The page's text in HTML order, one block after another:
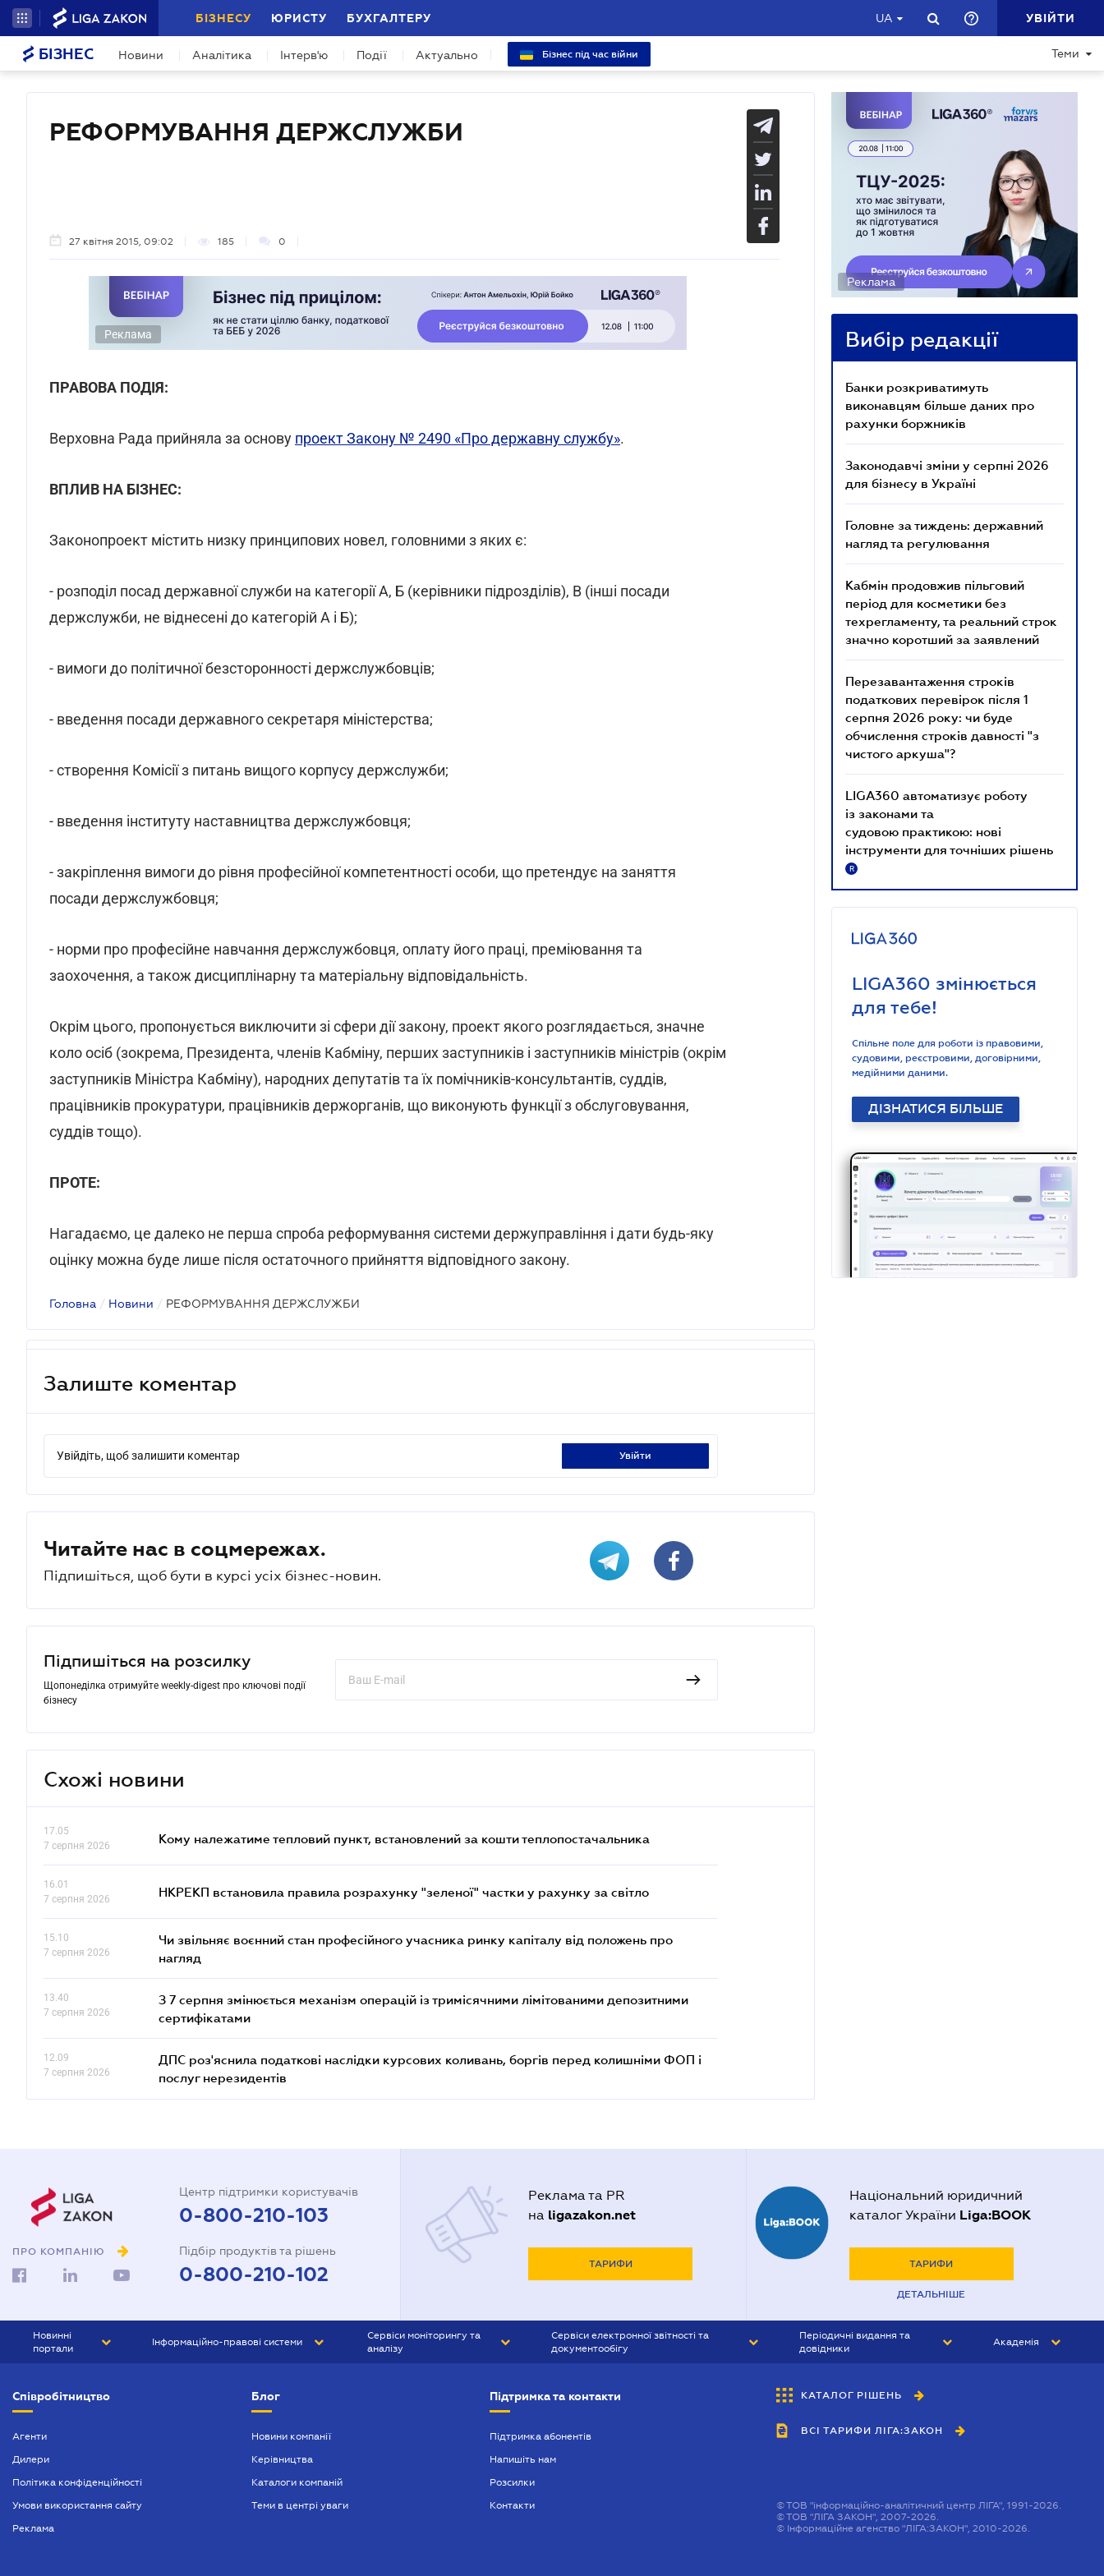
БІЗНЕСУ ЮРИСТУ БУХГАЛТЕРУ UA УВІЙТИ
БІЗНЕС Новини Аналітика Інтерв'ю Події Актуально Бізнес під час війни Теми
РЕФОРМУВАННЯ ДЕРЖСЛУЖБИ
27 квітня 2015, 09:02 185 0
Реклама
ПРАВОВА ПОДІЯ:
Верховна Рада прийняла за основу проект Закону № 2490 «Про державну службу».
ВПЛИВ НА БІЗНЕС:
Законопроект містить низку принципових новел, головними з яких є:
- розподіл посад державної служби на категорії А, Б (керівники підрозділів), В (інші посади
держслужби, не віднесені до категорій А і Б);
- вимоги до політичної безсторонності держслужбовців;
- введення посади державного секретаря міністерства;
- створення Комісії з питань вищого корпусу держслужби;
- введення інституту наставництва держслужбовця;
- закріплення вимоги до рівня професійної компетентності особи, що претендує на заняття
посади держслужбовця;
- норми про професійне навчання держслужбовця, оплату його праці, преміювання та
заохочення, а також дисциплінарну та матеріальну відповідальність.
Окрім цього, пропонується виключити зі сфери дії закону, проект якого розглядається, значне
коло осіб (зокрема, Президента, членів Кабміну, перших заступників і заступників міністрів (окрім
заступників Міністра Кабміну), народних депутатів та їх помічників-консультантів, суддів,
працівників прокуратури, працівників держорганів, що виконують функції з обслуговування,
суддів тощо).
ПРОТЕ:
Нагадаємо, це далеко не перша спроба реформування системи держуправління і дати будь-яку
оцінку можна буде лише після остаточного прийняття відповідного закону.
Головна / Новини / РЕФОРМУВАННЯ ДЕРЖСЛУЖБИ
Залиште коментар
Увійдіть, щоб залишити коментар увійти
Читайте нас в соцмережах.
Підпишіться, щоб бути в курсі усіх бізнес-новин.
Підпишіться на розсилку
Щопонеділка отримуйте weekly-digest про ключові події
бізнесу
Схожі новини
17.05
7 серпня 2026
Кому належатиме тепловий пункт, встановлений за кошти теплопостачальника
16.01
7 серпня 2026
НКРЕКП встановила правила розрахунку "зеленої" частки у рахунку за світло
15.10
7 серпня 2026
Чи звільняє воєнний стан професійного учасника ринку капіталу від положень про
нагляд
13.40
7 серпня 2026
З 7 серпня змінюється механізм операцій із тримісячними лімітованими депозитними
сертифікатами
12.09
7 серпня 2026
ДПС роз'яснила податкові наслідки курсових коливань, боргів перед колишніми ФОП і
послуг нерезидентів
Реклама
Вибір редакції
Банки розкриватимуть
виконавцям більше даних про
рахунки боржників
Законодавчі зміни у серпні 2026
для бізнесу в Україні
Головне за тиждень: державний
нагляд та регулювання
Кабмін продовжив пільговий
період для косметики без
техрегламенту, та реальний строк
значно коротший за заявлений
Перезавантаження строків
податкових перевірок після 1
серпня 2026 року: чи буде
обчислення строків давності "з
чистого аркуша"?
LIGA360 автоматизує роботу
із законами та
судовою практикою: нові
інструменти для точніших рішень
R
LIGA360 змінюється
для тебе!
Спільне поле для роботи із правовими,
судовими, реєстровими, договірними,
медійними даними.
ДІЗНАТИСЯ БІЛЬШЕ
ПРО КОМПАНІЮ
Центр підтримки користувачів
0-800-210-103
Підбір продуктів та рішень
0-800-210-102
Реклама та PR
на ligazakon.net
ТАРИФИ
Національний юридичний
каталог України Liga:BOOK
ТАРИФИ
ДЕТАЛЬНІШЕ
Новинні
портали
БІЗНЕС
Інформаційно-правові системи
БУХГАЛТЕР ПРОФ
Сервіси моніторингу та
аналізу
Сервіси електронної звітності та
документообігу
Періодичні видання та
довідники
БУХГАЛТЕР&ЗАКОН
ВІСНИК МСФЗ
Академія
Співробітництво
Агенти
Дилери
Політика конфіденційності
Умови використання сайту
Реклама
Блог
Новини компанії
Керівництва
Каталоги компаній
Теми в центрі уваги
Підтримка та контакти
Підтримка абонентів
Напишіть нам
Розсилки
Контакти
КАТАЛОГ РІШЕНЬ
ВСІ ТАРИФИ ЛІГА:ЗАКОН
©ТОВ "інформаційно-аналітичний центр ЛІГА", 1991-2026.
©ТОВ "ЛІГА ЗАКОН", 2007-2026.
© Інформаційне агенство "ЛІГА:ЗАКОН", 2010-2026.